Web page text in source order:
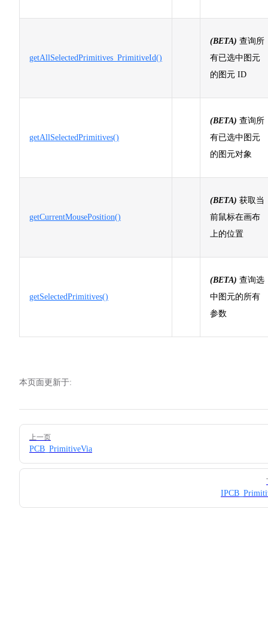
getAllSelectedPrimitives_PrimitiveId()
(BETA) 查询所
有已选中图元
的图元 ID
getAllSelectedPrimitives()
(BETA) 查询所
有已选中图元
的图元对象
getCurrentMousePosition()
(BETA) 获取当
前鼠标在画布
上的位置
getSelectedPrimitives()
(BETA) 查询选
中图元的所有
参数
本页面更新于:
Pager
上一页
PCB_PrimitiveVia